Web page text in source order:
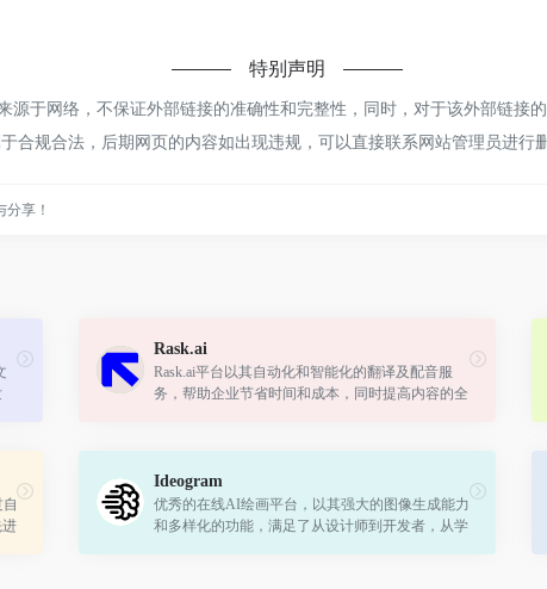
特别声明
于网络，不保证外部链接的准确性和完整性，同时，对于该外部链接
合规合法，后期网页的内容如出现违规，可以直接联系网站管理员进行
享！
Rask.ai
Rask.ai平台以其自动化和智能化的翻译及配音服
务，帮助企业节省时间和成本，同时提高内容的全
Ideogram
优秀的在线AI绘画平台，以其强大的图像生成能力
和多样化的功能，满足了从设计师到开发者，从学